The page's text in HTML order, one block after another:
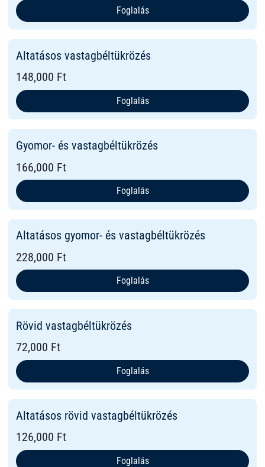
Foglalás
Altatásos vastagbéltükrözés
148,000 Ft
Foglalás
Gyomor- és vastagbéltükrözés
166,000 Ft
Foglalás
Altatásos gyomor- és vastagbéltükrözés
228,000 Ft
Foglalás
Rövid vastagbéltükrözés
72,000 Ft
Foglalás
Altatásos rövid vastagbéltükrözés
126,000 Ft
Foglalás